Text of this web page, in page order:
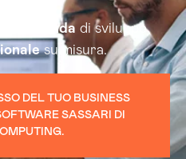
azienda di sviluppo
su misura.
DEL TUO BUSINESS
SASSARI DI